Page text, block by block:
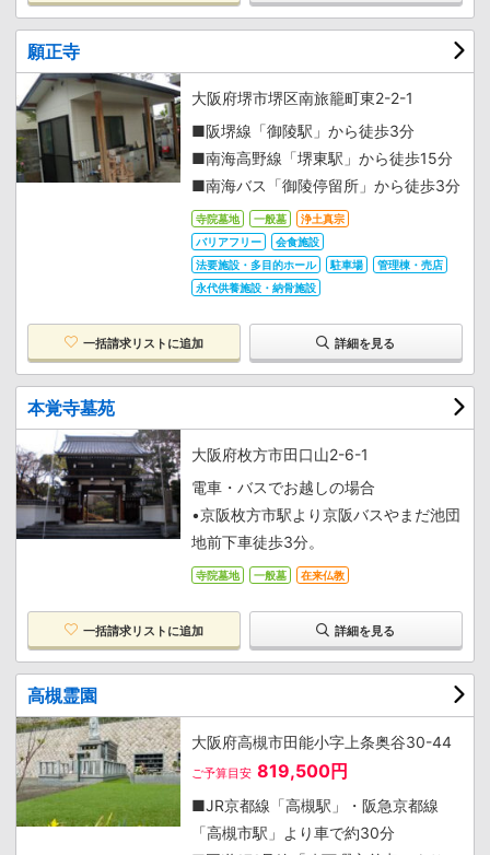
願正寺
大阪府堺市堺区南旅籠町東2-2-1
■阪堺線「御陵駅」から徒歩3分
■南海高野線「堺東駅」から徒歩15分
■南海バス「御陵停留所」から徒歩3分
寺院墓地 一般墓
浄土真宗
バリアフリー
会食施設
法要施設・多目的ホール
駐車場
管理棟・売店
永代供養施設・納骨施設
一括請求リストに追加 詳細を見る
本覚寺墓苑
大阪府枚方市田口山2-6-1
電車・バスでお越しの場合
•京阪枚方市駅より京阪バスやまだ池団
地前下車徒歩3分。
寺院墓地 一般墓 在来仏教
一括請求リストに追加 詳細を見る
高槻霊園
大阪府高槻市田能小字上条奥谷30-44
ご予算目安 819,500円
■JR京都線「高槻駅」・阪急京都線
「高槻市駅」より車で約30分